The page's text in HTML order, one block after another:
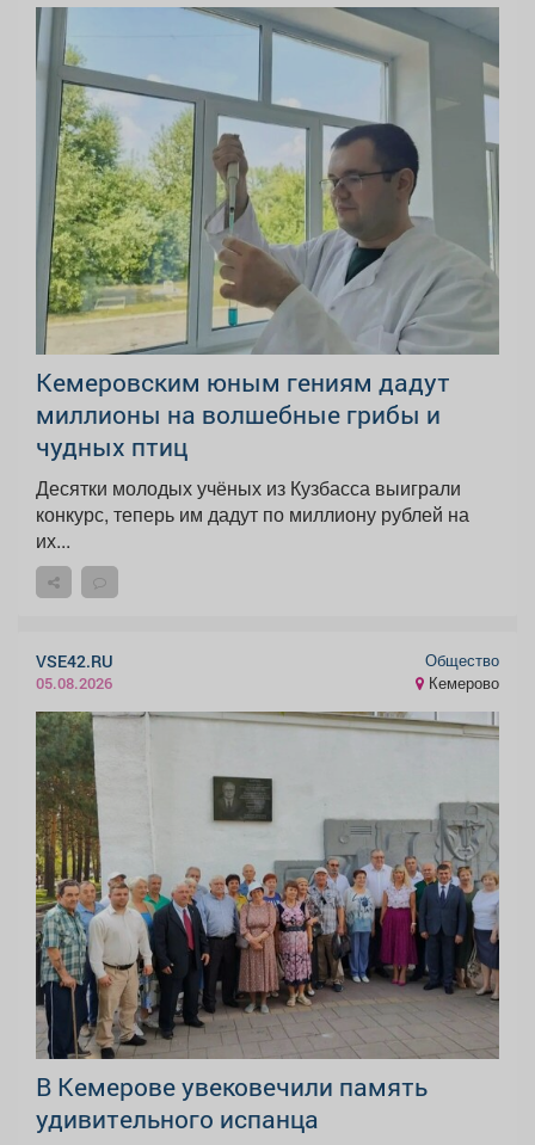
Кемеровским юным гениям дадут
миллионы на волшебные грибы и
чудных птиц
Десятки молодых учёных из Кузбасса выиграли
конкурс, теперь им дадут по миллиону рублей на
их...
VSE42.RU
05.08.2026
Общество
Кемерово
В Кемерове увековечили память
удивительного испанца